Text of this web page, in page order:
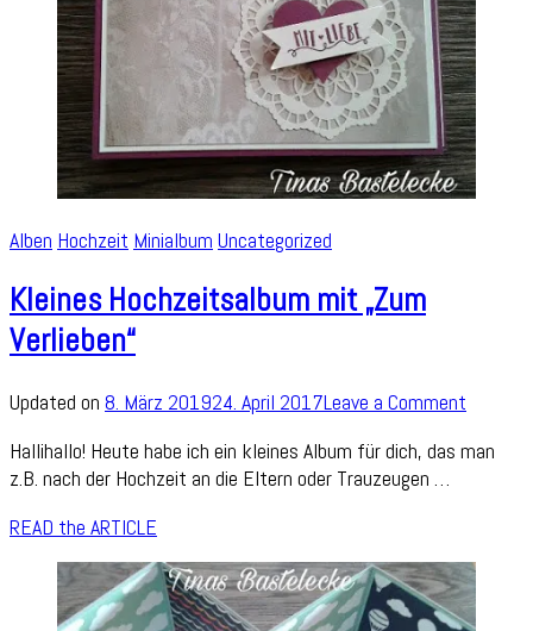
Alben Hochzeit Minialbum Uncategorized
Kleines Hochzeitsalbum mit „Zum
Verlieben“
Updated on 8. März 201924. April 2017Leave a Comment
Hallihallo! Heute habe ich ein kleines Album für dich, das man
z.B. nach der Hochzeit an die Eltern oder Trauzeugen …
READ the ARTICLE